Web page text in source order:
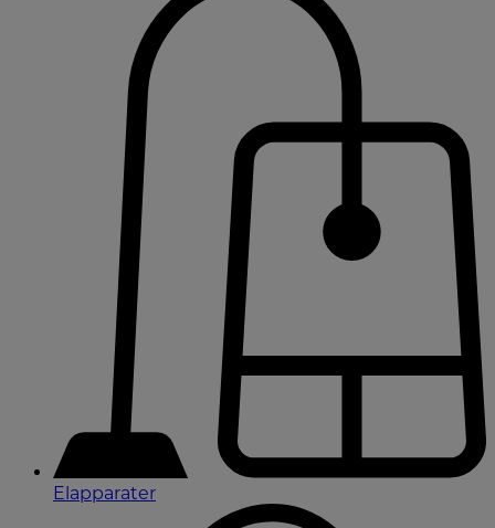
Elapparater